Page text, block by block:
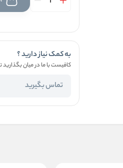
به کمک نیاز دارید ؟
کافیست با ما در میان بگذارید
تماس بگیرید